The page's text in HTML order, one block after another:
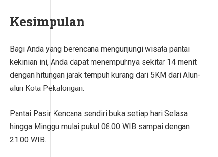
Kesimpulan
Bagi Anda yang berencana mengunjungi wisata pantai
kekinian ini, Anda dapat menempuhnya sekitar 14 menit
dengan hitungan jarak tempuh kurang dari 5KM dari Alun-
alun Kota Pekalongan.
Pantai Pasir Kencana sendiri buka setiap hari Selasa
hingga Minggu mulai pukul 08.00 WIB sampai dengan
21.00 WIB.